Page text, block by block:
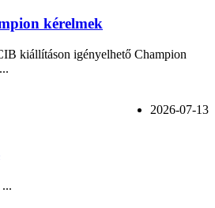
kérelmek
kiállításon igényelhető Champion
2026-07-13